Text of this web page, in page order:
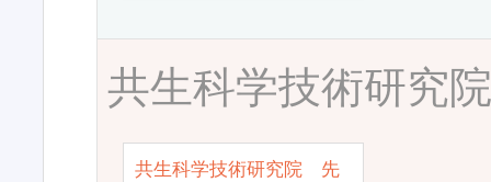
共生科学技術研究
共生科学技術研究院 先